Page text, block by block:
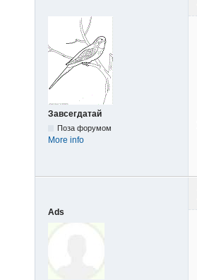
Завсегдатай
Поза форумом
More info
Ads